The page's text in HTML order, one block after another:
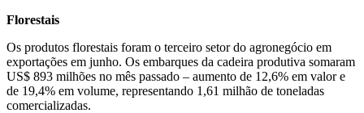
Florestais
Os produtos florestais foram o terceiro setor do agronegócio em
exportações em junho. Os embarques da cadeira produtiva somaram
US$ 893 milhões no mês passado – aumento de 12,6% em valor e
de 19,4% em volume, representando 1,61 milhão de toneladas
comercializadas.